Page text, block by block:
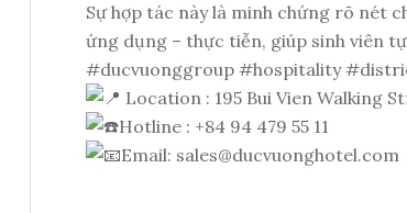
Sự hợp tác này là minh chứng rõ nét
ứng dụng – thực tiễn, giúp sinh viên
#ducvuonggroup #hospitality
Location : 195 Bui Vien Walking
Hotline : +84 94 479 55 11
Email: sales@ducvuonghotel.com